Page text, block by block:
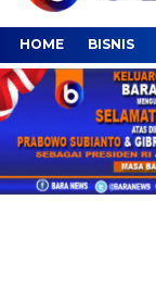
HOME BISNIS